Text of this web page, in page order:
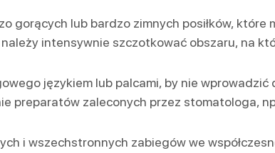
lub bardzo zimnych posiłków, które
intensywnie szczotkować obszaru, na
językiem lub palcami, by nie
preparatów zaleconych przez stomatologa,
i wszechstronnych zabiegów we